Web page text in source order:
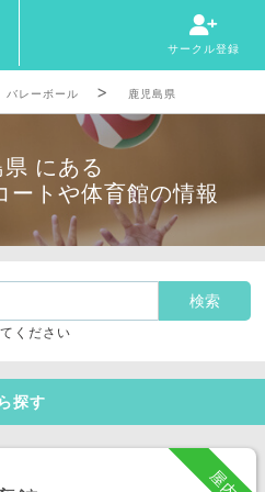
サークル登録
バレーボール 鹿児島県
にある
ートや体育館の情報
ください
探す
指宿市
屋内